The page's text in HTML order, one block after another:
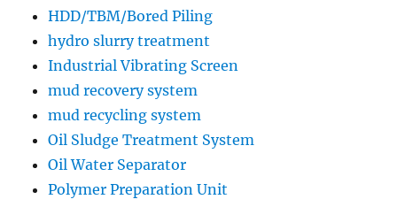
HDD/TBM/Bored Piling
hydro slurry treatment
Industrial Vibrating Screen
mud recovery system
mud recycling system
Oil Sludge Treatment System
Oil Water Separator
Polymer Preparation Unit